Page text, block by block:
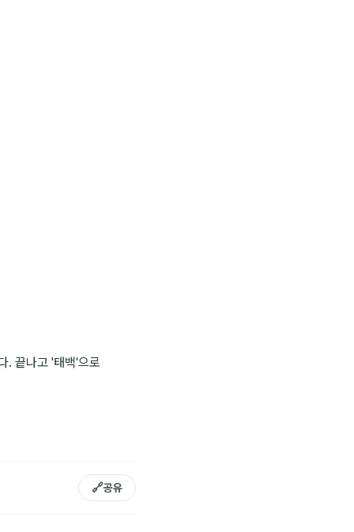
. 끝나고 '태백'으로
🔗공유